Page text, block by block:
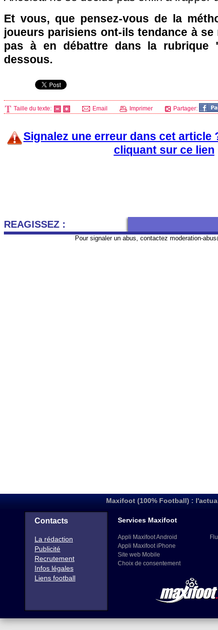
Et vous, que pensez-vous de la
joueurs parisiens ont-ils tendance à se
pas à en débattre dans la rubrique
dessous.
Taille du texte: Email Imprimer Partager:
Signalez une erreur dans cet article
cliquant sur ce lien
REAGISSEZ :
Pour signaler un abus, contactez moderation-
Maxifoot (100% Football) :
Contacts
La rédaction
Publicité
Recrutement
Infos légales
Liens football
Services Maxifoot
Appli Maxifoot Android
Appli Maxifoot iPhone
Site web Mobile
Choix de consentement